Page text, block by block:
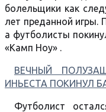
болельщики как
лет преданной игры.
а футболисты
«Камп Ноу» .
ВЕЧНЫЙ
ИНЬЕСТА ПОКИНУЛ
Футболист